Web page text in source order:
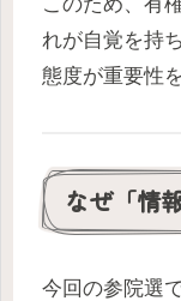
れが自覚を持
態度が重要性
なぜ「情
今回の参院選